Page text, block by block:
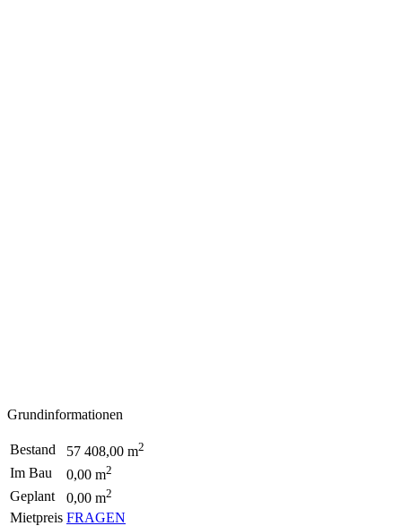
Grundinformationen
Bestand 57 408,00 m2
Im Bau 0,00 m2
Geplant 0,00 m2
Mietpreis FRAGEN